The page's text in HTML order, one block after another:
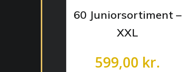
60 Juniorsortiment –
XXL
599,00 kr.